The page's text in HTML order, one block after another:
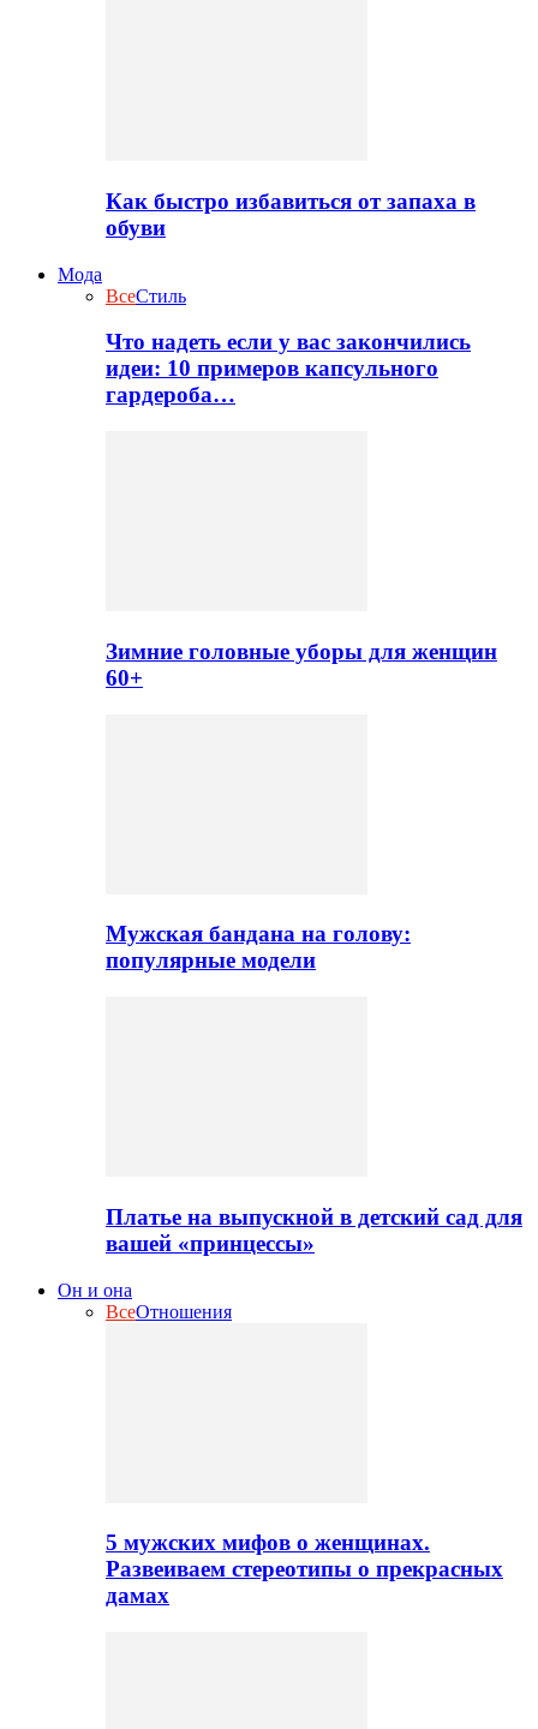
Как быстро избавиться от запаха в
обуви
Мода
ВсеСтиль
Что надеть если у вас закончились
идеи: 10 примеров капсульного
гардероба…
Зимние головные уборы для женщин
60+
Мужская бандана на голову:
популярные модели
Платье на выпускной в детский сад для
вашей «принцессы»
Он и она
ВсеОтношения
5 мужских мифов о женщинах.
Развеиваем стереотипы о прекрасных
дамах